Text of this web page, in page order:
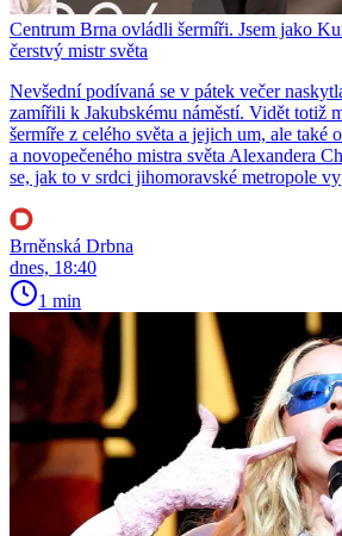
Centrum Brna ovládli šermíři. Jsem jako
čerstvý mistr světa
Nevšední podívaná se v pátek večer
zamířili k Jakubskému náměstí. Vidět totiž
šermíře z celého světa a jejich um, ale také
a novopečeného mistra světa Alexandera
se, jak to v srdci jihomoravské metropole
Brněnská Drbna
dnes, 18:40
1 min